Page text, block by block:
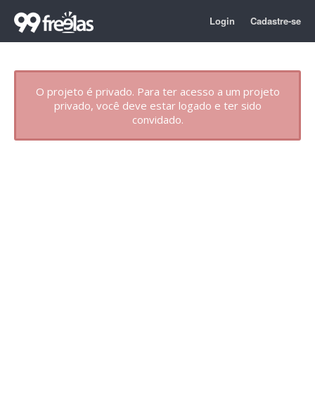
Login Cadastre-se
O projeto é privado. Para ter acesso a um projeto
privado, você deve estar logado e ter sido
convidado.